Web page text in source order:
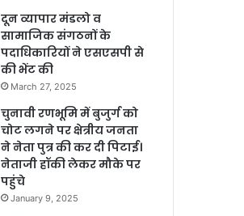
दून व्यापार मंडलो व
सामाजिक संगठनों के
पदाधिकारियों ने एसएसपी से
की भेंट की
March 27, 2025
चुनावी रणभूमि में बुजुर्ग को
चोट लगने पर क्षेत्रीय जनता
ने नेता पुत्र की कर दी पिटाई।
नेताजी हॉकी लेकर मौके पर
पहुंचे
January 9, 2025